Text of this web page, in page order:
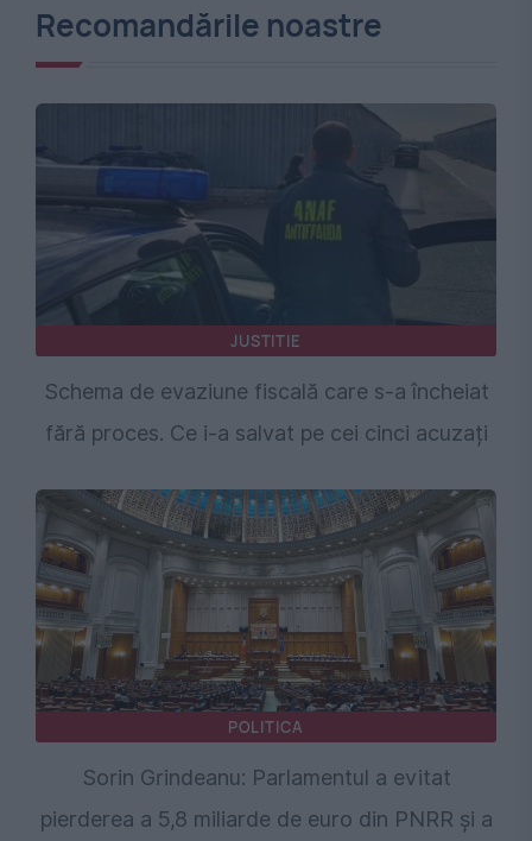
Recomandările noastre
JUSTITIE
Schema de evaziune fiscală care s-a încheiat
fără proces. Ce i-a salvat pe cei cinci acuzați
POLITICA
Sorin Grindeanu: Parlamentul a evitat
pierderea a 5,8 miliarde de euro din PNRR și a